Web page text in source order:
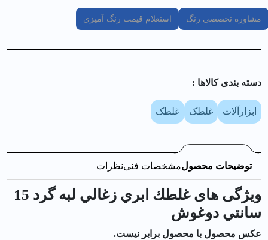
مشاوره تخصصی رنگ استعلام قیمت رنگ آمیزی
دسته بندی کالا‌ها :
ابزارآلات غلطک غلطک
توضیحات محصولمشخصات فنینظرات
ویژگی های غلطك ابري زغالي لبه گرد 15
سانتي دوغوش
عکس محصول با محصول برابر نیست.